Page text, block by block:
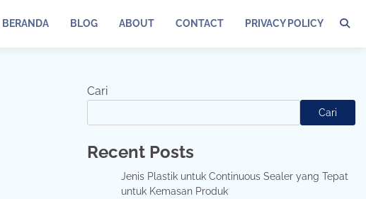
BERANDA BLOG ABOUT CONTACT PRIVACY POLICY
Cari
Cari
Recent Posts
Jenis Plastik untuk Continuous Sealer yang Tepat
untuk Kemasan Produk